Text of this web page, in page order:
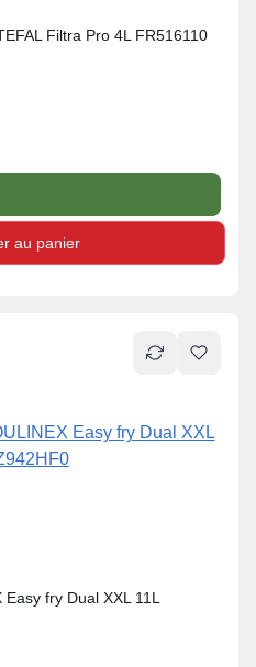
Filtra Pro 4L FR516110
au panier
fry Dual XXL 11L